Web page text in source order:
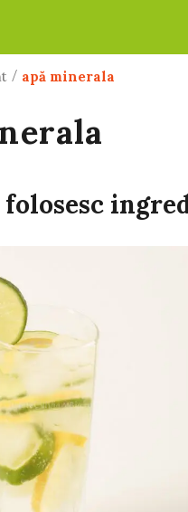
/ apă minerala
folosesc